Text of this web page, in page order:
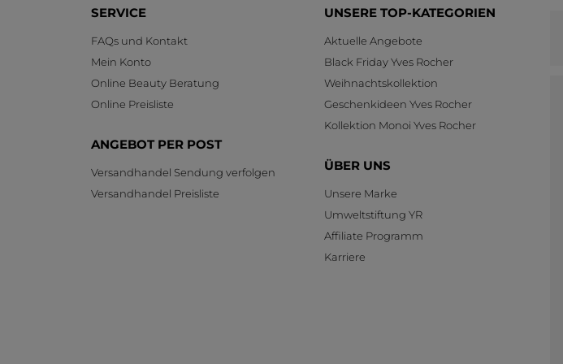
SERVICE
FAQs und Kontakt
Mein Konto
Online Beauty Beratung
Online Preisliste
ANGEBOT PER POST
Versandhandel Sendung verfolgen
Versandhandel Preisliste
UNSERE TOP-KATEGORIEN
Aktuelle Angebote
Black Friday Yves Rocher
Weihnachtskollektion
Geschenkideen Yves Rocher
Kollektion Monoi Yves Rocher
ÜBER UNS
Unsere Marke
Umweltstiftung YR
Affiliate Programm
Karriere